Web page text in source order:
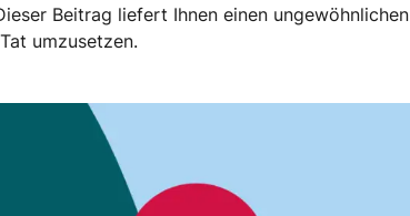
Beitrag liefert Ihnen einen ungewöhnlichen
umzusetzen.